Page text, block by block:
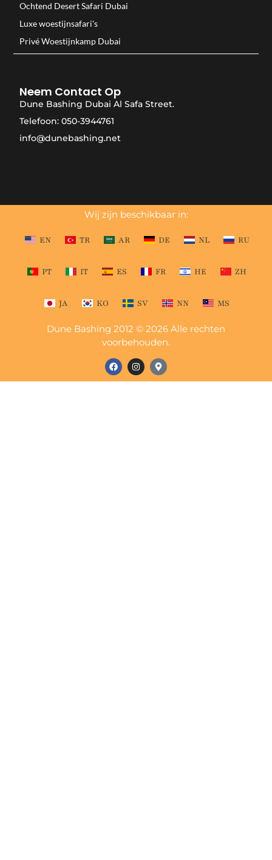
Ochtend Desert Safari Dubai
Luxe woestijnsafari's
Privé Woestijnkamp Dubai
Neem Contact Op
Dune Bashing Dubai Al Safa Street.
Telefoon: 050-3944761
info@dunebashing.net
Wij zijn beschikbaar in:
EN TR AR DE NL RU
PT IT ES FR HE ZH
JA KO SV NN MS
Dune Bashing 2012 © 2026 Alle rechten
voorbehouden.